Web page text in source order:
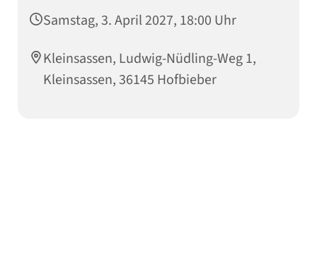
Samstag, 3. April 2027, 18:00 Uhr
Kleinsassen, Ludwig-Nüdling-Weg 1,
Kleinsassen, 36145 Hofbieber